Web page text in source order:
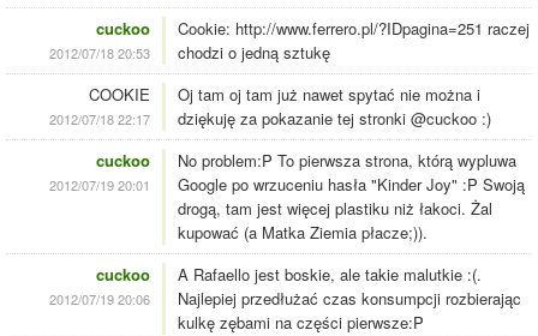
cuckoo
2012/07/18 20:53
Cookie: http://www.ferrero.pl/?IDpagina=251 raczej
chodzi o jedną sztukę
COOKIE
2012/07/18 22:17
Oj tam oj tam już nawet spytać nie można i
dziękuję za pokazanie tej stronki @cuckoo :)
cuckoo
2012/07/19 20:01
No problem:P To pierwsza strona, którą wypluwa
Google po wrzuceniu hasła "Kinder Joy" :P Swoją
drogą, tam jest więcej plastiku niż łakoci. Żal
kupować (a Matka Ziemia płacze;)).
cuckoo
2012/07/19 20:06
A Rafaello jest boskie, ale takie malutkie :(.
Najlepiej przedłużać czas konsumpcji rozbierając
kulkę zębami na części pierwsze:P